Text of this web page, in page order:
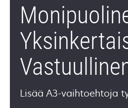
Lisää A3-vaihtoehtoja